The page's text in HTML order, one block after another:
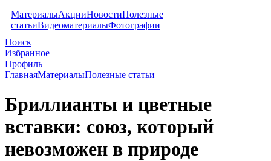
МатериалыАкцииНовостиПолезные
статьиВидеоматериалыФотографии
Поиск
Избранное
Профиль
ГлавнаяМатериалыПолезные статьи
Бриллианты и цветные
вставки: союз, который
невозможен в природе